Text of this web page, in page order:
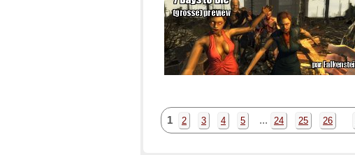
1 2 3 4 5 ... 24 25 26